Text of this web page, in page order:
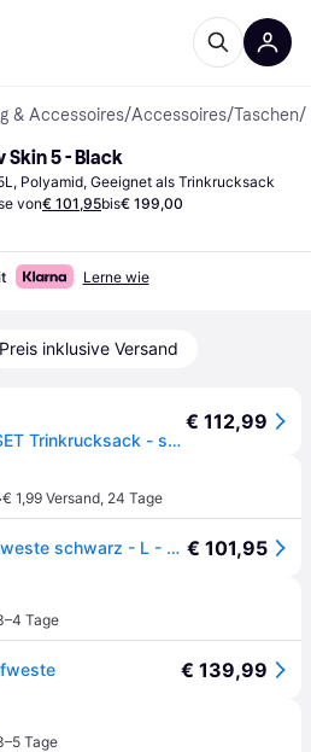
& Accessoires/Accessoires/Taschen/
Skin 5 - Black
Polyamid, Geeignet als Trinkrucksack
von€ 101,95bis€ 199,00
Lerne wie
Preis inklusive Versand
Salomon ADV SKIN 5 SET Trinkrucksack - schwarz - L
€ 112,99
·€ 1,99 Versand, 24 Tage
Salomon ADV Skin 5 Trinkweste schwarz - L - Black € 101,95
Tage
€ 139,99
Tage